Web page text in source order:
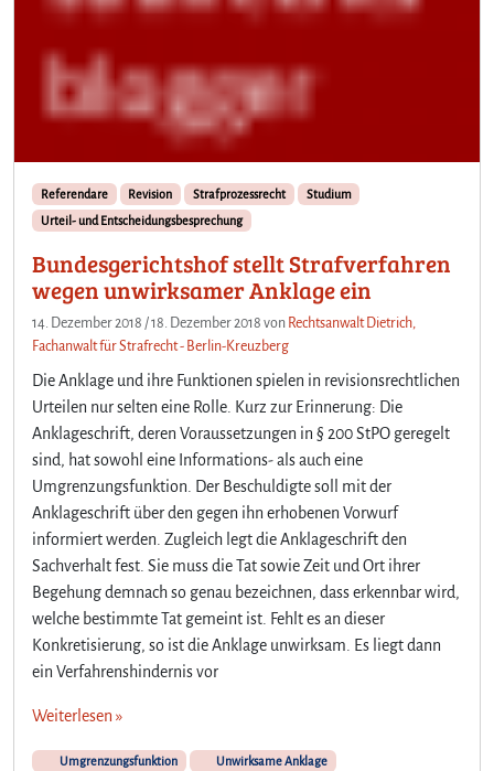
Referendare Revision Strafprozessrecht
Studium
Urteil- und Entscheidungsbesprechung
Bundesgerichtshof stellt Strafverfahren
wegen unwirksamer Anklage ein
14. Dezember 2018 /18. Dezember 2018 von Rechtsanwalt Dietrich,
Fachanwalt für Strafrecht - Berlin-Kreuzberg
Die Anklage und ihre Funktionen spielen in revisionsrechtlichen
Urteilen nur selten eine Rolle. Kurz zur Erinnerung: Die
Anklageschrift, deren Voraussetzungen in § 200 StPO geregelt
sind, hat sowohl eine Informations- als auch eine
Umgrenzungsfunktion. Der Beschuldigte soll mit der
Anklageschrift über den gegen ihn erhobenen Vorwurf
informiert werden. Zugleich legt die Anklageschrift den
Sachverhalt fest. Sie muss die Tat sowie Zeit und Ort ihrer
Begehung demnach so genau bezeichnen, dass erkennbar wird,
welche bestimmte Tat gemeint ist. Fehlt es an dieser
Konkretisierung, so ist die Anklage unwirksam. Es liegt dann
ein Verfahrenshindernis vor
Weiterlesen »
Umgrenzungsfunktion
Unwirksame Anklage